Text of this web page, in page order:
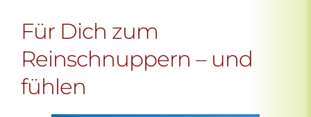
Für Dich zum
Reinschnuppern – und
fühlen